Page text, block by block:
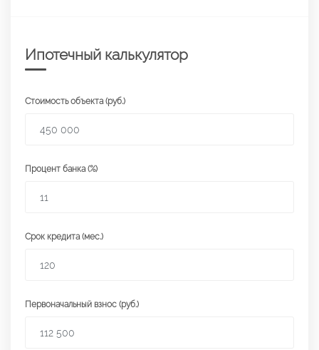
Ипотечный калькулятор
Стоимость объекта (руб.)
Процент банка (%)
Срок кредита (мес.)
Первоначальный взнос (руб.)